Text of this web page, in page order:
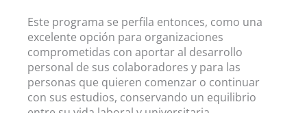
Este programa se perfila entonces, como una
excelente opción para organizaciones
comprometidas con aportar al desarrollo
personal de sus colaboradores y para las
personas que quieren comenzar o continuar
con sus estudios, conservando un equilibrio